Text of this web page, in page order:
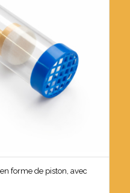
forme de piston, avec